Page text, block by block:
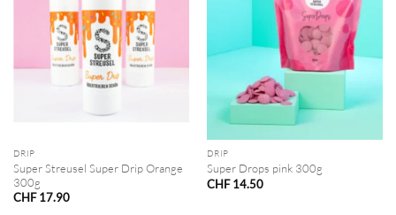
DRIP
Super Streusel Super Drip Orange
300g
CHF17.90
DRIP
Super Drops pink 300g
CHF14.50